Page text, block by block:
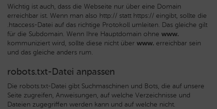
Wichtig ist auch, dass die Webseite nur über eine Domain
erreichbar ist. Wenn man also http:// statt https:// eingibt, sollte die
.htaccess-Datei auf das richtige Protokoll umleiten. Das gleiche gilt
für die Subdomain. Wenn Ihre Hauptdomain ohne www.
kommuniziert wird, sollte diese nicht über www. erreichbar sein
und das gleiche anders rum.
robots.txt-Datei anpassen
Die robots.txt-Datei gibt Suchmaschinen und Bots, die auf unsere
Seite zugreifen, Anweisungen, auf welche Verzeichnisse und
Dateien zugegriffen werden kann und auf welche nicht.